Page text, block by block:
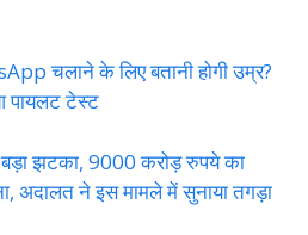
चलाने के लिए बतानी होगी उम्र?
पायलट टेस्ट
झटका, 9000 करोड़ रुपये का
अदालत ने इस मामले में सुनाया तगड़ा